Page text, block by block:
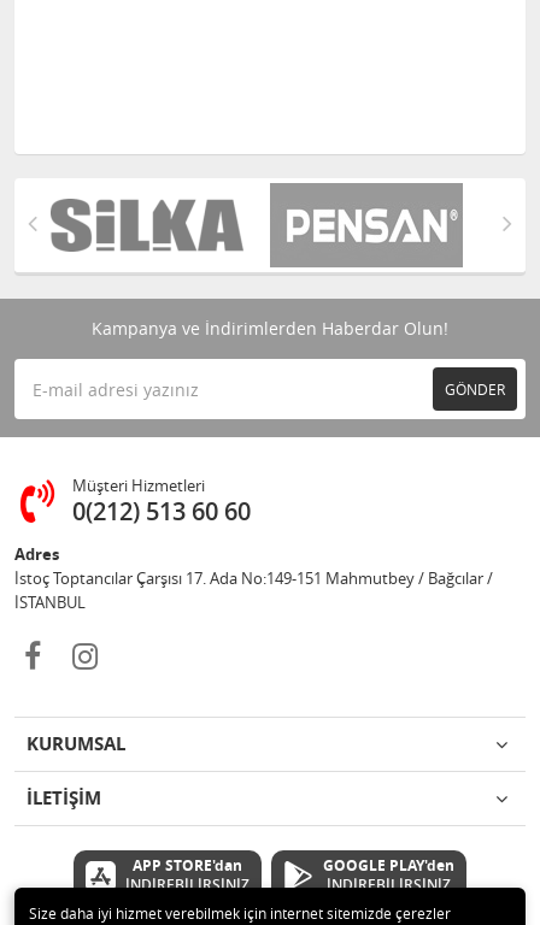
Kampanya ve İndirimlerden Haberdar Olun!
GÖNDER
Müşteri Hizmetleri
0(212) 513 60 60
Adres
İstoç Toptancılar Çarşısı 17. Ada No:149-151 Mahmutbey / Bağcılar /
İSTANBUL
KURUMSAL
İLETİŞİM
APP STORE'dan
İNDİREBİLİRSİNİZ
GOOGLE PLAY'den
İNDİREBİLİRSİNİZ
Size daha iyi hizmet verebilmek için internet sitemizde çerezler